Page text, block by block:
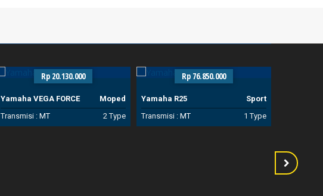
Rp 20.130.000
Yamaha VEGA FORCE
Moped
Transmisi : MT 2 Type
Rp 76.850.000
Yamaha R25
Sport
Transmisi : MT 1 Type